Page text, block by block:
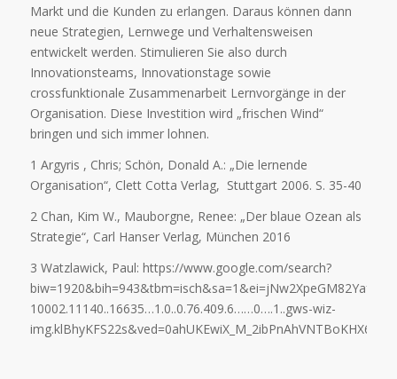
Markt und die Kunden zu erlangen. Daraus können dann
neue Strategien, Lernwege und Verhaltensweisen
entwickelt werden. Stimulieren Sie also durch
Innovationsteams, Innovationstage sowie
crossfunktionale Zusammenarbeit Lernvorgänge in der
Organisation. Diese Investition wird „frischen Wind“
bringen und sich immer lohnen.
1 Argyris , Chris; Schön, Donald A.: „Die lernende
Organisation“, Clett Cotta Verlag, Stuttgart 2006. S. 35-40
2 Chan, Kim W., Mauborgne, Renee: „Der blaue Ozean als
Strategie“, Carl Hanser Verlag, München 2016
3 Watzlawick, Paul: https://www.google.com/search?
10002.11140..16635…1.0..0.76.409.6……0….1..gws-wiz-